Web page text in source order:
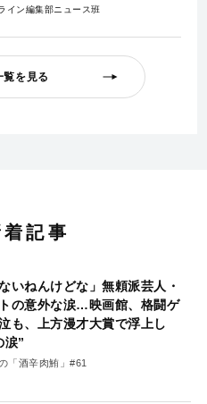
イン編集部ニュース班
覧を見る
着記事
いねんけどな」無頼派芸人・
の意外な涙…映画館、格闘ゲ
も、上方漫才大賞で浮上し
涙”
「酒辛肉鮪」#61